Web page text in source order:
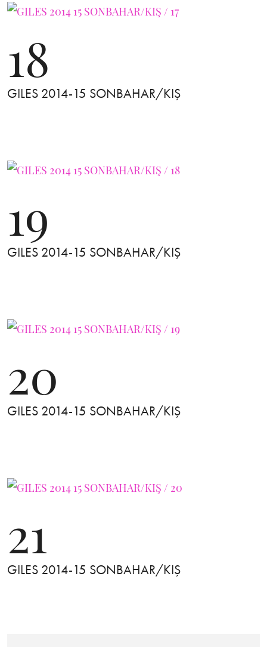
18
GILES 2014-15 SONBAHAR/KIŞ
19
GILES 2014-15 SONBAHAR/KIŞ
20
GILES 2014-15 SONBAHAR/KIŞ
21
GILES 2014-15 SONBAHAR/KIŞ